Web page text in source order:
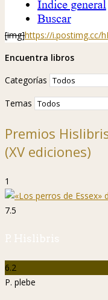
[img]https://i.postimg.cc/
Encuentra libros
Categorías
Temas
Premios
(XV ediciones)
1
7.5
P. Hislibris
6.2
P. plebe